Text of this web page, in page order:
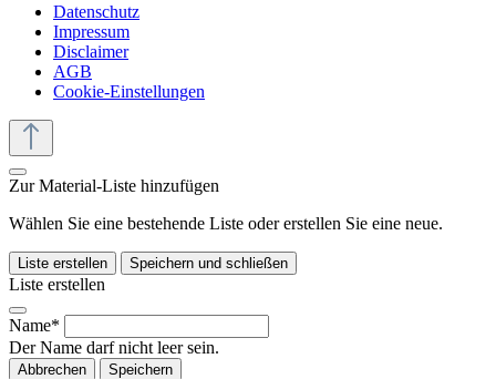
Datenschutz
Impressum
Disclaimer
AGB
Cookie-Einstellungen
Zur Material-Liste hinzufügen
Wählen Sie eine bestehende Liste oder erstellen Sie eine neue.
Liste erstellen Speichern und schließen
Liste erstellen
Name*
Der Name darf nicht leer sein.
Abbrechen Speichern